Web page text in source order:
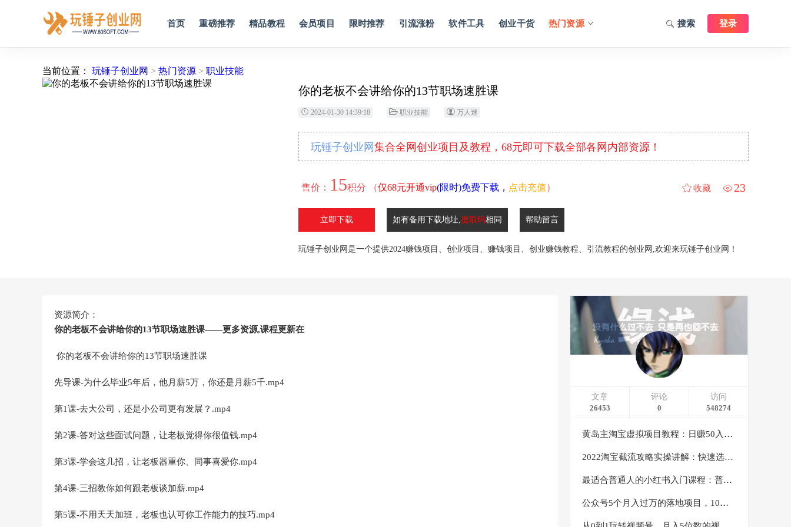
首页 重磅推荐 精品教程 会员项目 限时推荐 引流涨粉 软件工具 创业干货 热门资源 登录
搜索
当前位置： 玩锤子创业网 > 热门资源 > 职业技能
你的老板不会讲给你的13节职场速胜课
2024-01-30 14:39:18 职业技能 万人迷
玩锤子创业网 集合全网创业项目及教程，68元即可下载全部各网内部资源！
售价： 15积分 （仅68元开通vip(限时)免费下载， 点击充值） 23
收藏
立即下载 如有备用下载地址,提取码相同 帮助留言
玩锤子创业网是一个提供2024赚钱项目、创业项目、赚钱项目、创业赚钱教程、引流教程的创业网,欢迎来玩锤子创业网！
资源简介：
你的老板不会讲给你的13节职场速胜课——更多资源,课程更新在
你的老板不会讲给你的13节职场速胜课
先导课-为什么毕业5年后，他月薪5万，你还是月薪5千.mp4
第1课-去大公司，还是小公司更有发展？.mp4
第2课-答对这些面试问题，让老板觉得你很值钱.mp4
第3课-学会这几招，让老板器重你、同事喜爱你.mp4
第4课-三招教你如何跟老板谈加薪.mp4
第5课-不用天天加班，老板也认可你工作能力的技巧.mp4
文章
26453
评论
0
访问
548274
黄岛主淘宝虚拟项目教程：日赚50入门基础班（两节课附配套资料）
2022淘宝截流攻略实操讲解：快速选品+直接复制+快速起店
最适合普通人的小红书入门课程：普通人如何通过做小红书年入50万
公众号5个月入过万的落地项目，10大获客渠道，实测涨粉21万